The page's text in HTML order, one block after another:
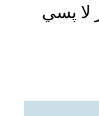
لا پسي